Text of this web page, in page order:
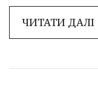
ЧИТАТИ ДАЛІ